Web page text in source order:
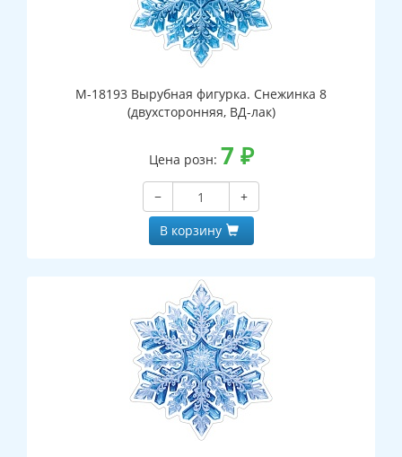
М-18193 Вырубная фигурка. Снежинка 8
(двухсторонняя, ВД-лак)
Цена розн: 7 ₽
−
+
В корзину